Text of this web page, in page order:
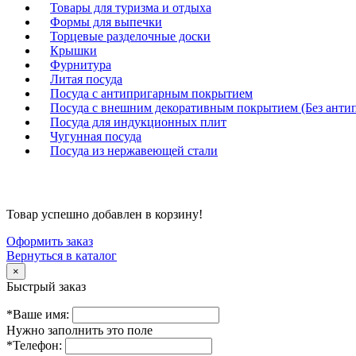
Товары для туризма и отдыха
Формы для выпечки
Торцевые разделочные доски
Крышки
Фурнитура
Литая посуда
Посуда с антипригарным покрытием
Посуда с внешним декоративным покрытием (Без
Посуда для индукционных плит
Чугунная посуда
Посуда из нержавеющей стали
Товар успешно добавлен в корзину!
Оформить заказ
Вернуться в каталог
×
Быстрый заказ
*Ваше имя:
Нужно заполнить это поле
*Телефон: